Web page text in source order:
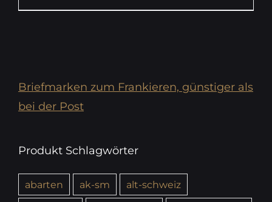
Briefmarken zum Frankieren, günstiger als
bei der Post
Produkt Schlagwörter
abarten ak-sm
alt-schweiz